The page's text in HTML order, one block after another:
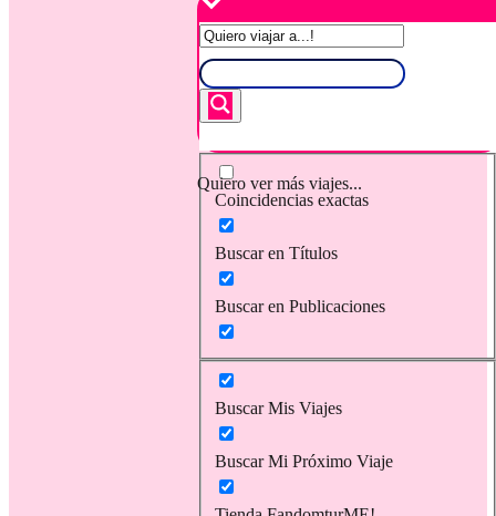
Quiero ver más viajes...
Coincidencias exactas
Buscar en Títulos
Buscar en Publicaciones
Buscar Mis Viajes
Buscar Mi Próximo Viaje